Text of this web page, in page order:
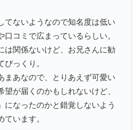
てないようなので知名度は低い
口コミで広まっているらしい。
は関係ないけど、お兄さんに勧
びっくり。
まあなので、とりあえず可愛い
望が届くのかもしれないけど、
になったのかと錯覚しないよう
ています。